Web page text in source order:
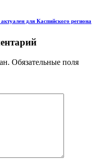
для Каспийского региона
Обязательные поля